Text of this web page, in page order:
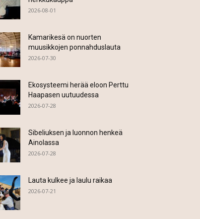
2026-08-01
Kamarikesä on nuorten
muusikkojen ponnahduslauta
2026-07-30
Ekosysteemi herää eloon Perttu
Haapasen uutuudessa
2026-07-28
Sibeliuksen ja luonnon henkeä
Ainolassa
2026-07-28
Lauta kulkee ja laulu raikaa
2026-07-21